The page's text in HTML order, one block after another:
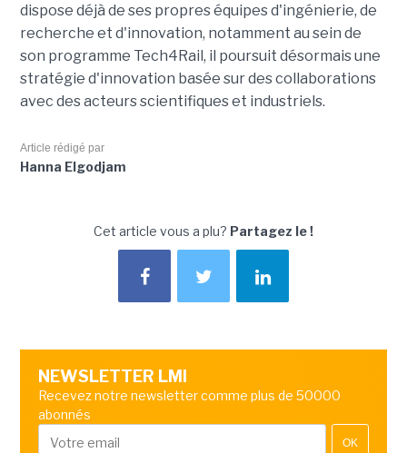
dispose déjà de ses propres équipes d'ingénierie, de
recherche et d'innovation, notamment au sein de
son programme Tech4Rail, il poursuit désormais une
stratégie d'innovation basée sur des collaborations
avec des acteurs scientifiques et industriels.
Article rédigé par
Hanna Elgodjam
Cet article vous a plu? Partagez le !
NEWSLETTER LMI
Recevez notre newsletter comme plus de 50000
abonnés
OK